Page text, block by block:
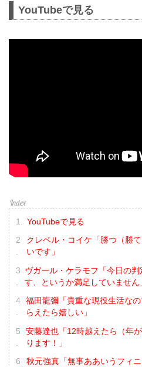
YouTubeで見る
YouTubeで見る
クレベル・コイケ「勝つ（勝
いです」
ヴガール・ケラモフ「今日の
す、というか満足していません
福田龍彌「貴重な現役生活な
らえたら嬉しい」
安藤達也「12時越えたら（年
ります！」
秋元強真「無事ああいうフィ